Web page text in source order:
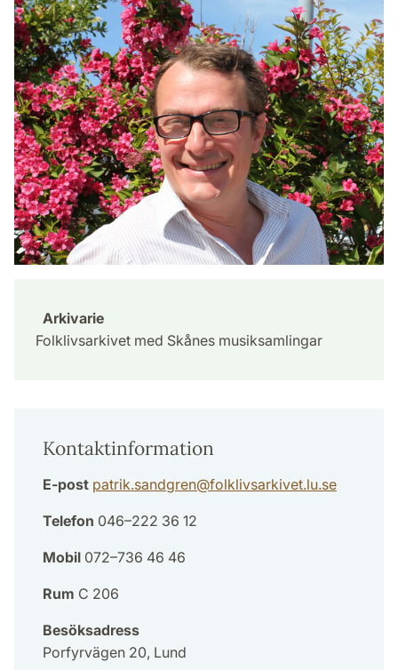
Arkivarie
Folklivsarkivet med Skånes musiksamlingar
Kontaktinformation
E-post patrik.sandgren@folklivsarkivet.lu.se
Telefon 046–222 36 12
Mobil 072–736 46 46
Rum C 206
Besöksadress
Porfyrvägen 20, Lund